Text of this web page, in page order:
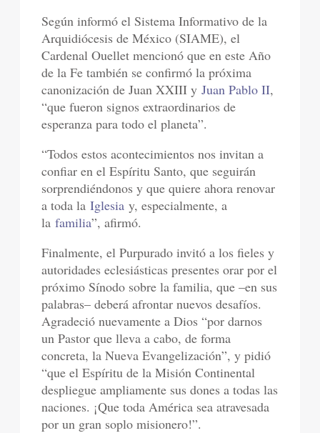
Según informó el Sistema Informativo de la
Arquidiócesis de México (SIAME), el
Cardenal Ouellet mencionó que en este Año
de la Fe también se confirmó la próxima
canonización de Juan XXIII yJuan Pablo II,
“que fueron signos extraordinarios de
esperanza para todo el planeta”.
“Todos estos acontecimientos nos invitan a
confiar en el Espíritu Santo, que seguirán
sorprendiéndonos y que quiere ahora renovar
a toda laIglesia y, especialmente, a
lafamilia”, afirmó.
Finalmente, el Purpurado invitó a los fieles y
autoridades eclesiásticas presentes orar por el
próximo Sínodo sobre la familia, que –en sus
palabras– deberá afrontar nuevos desafíos.
Agradeció nuevamente a Dios “por darnos
un Pastor que lleva a cabo, de forma
concreta, la Nueva Evangelización”, y pidió
“que el Espíritu de la Misión Continental
despliegue ampliamente sus dones a todas las
naciones. ¡Que toda América sea atravesada
por un gran soplo misionero!”.